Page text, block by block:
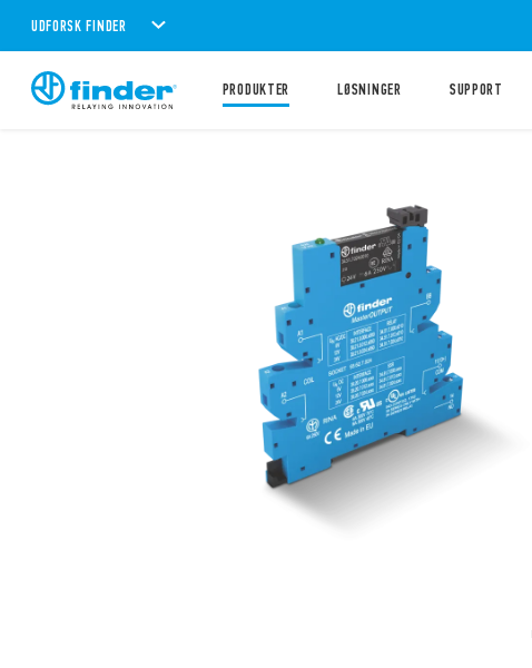
UDFORSK FINDER
PRODUKTER LØSNINGER SUPPORT